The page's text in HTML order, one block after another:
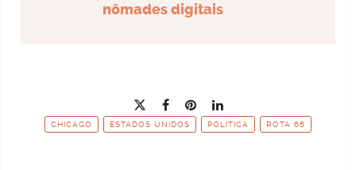
nômades digitais
CHICAGO ESTADOS UNIDOS POLÍTICA ROTA 66